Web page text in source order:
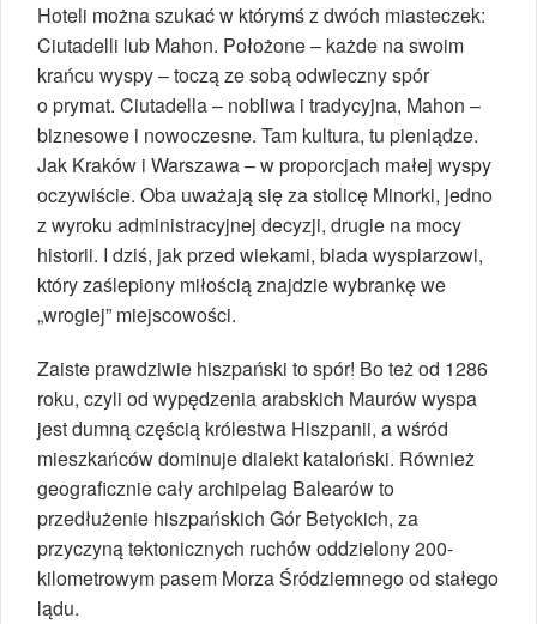
Hoteli można szukać w którymś z dwóch miasteczek:
Ciutadelli lub Mahon. Położone – każde na swoim
krańcu wyspy – toczą ze sobą odwieczny spór
o prymat. Ciutadella – nobliwa i tradycyjna, Mahon –
biznesowe i nowoczesne. Tam kultura, tu pieniądze.
Jak Kraków i Warszawa – w proporcjach małej wyspy
oczywiście. Oba uważają się za stolicę Minorki, jedno
z wyroku administracyjnej decyzji, drugie na mocy
historii. I dziś, jak przed wiekami, biada wyspiarzowi,
który zaślepiony miłością znajdzie wybrankę we
„wrogiej” miejscowości.
Zaiste prawdziwie hiszpański to spór! Bo też od 1286
roku, czyli od wypędzenia arabskich Maurów wyspa
jest dumną częścią królestwa Hiszpanii, a wśród
mieszkańców dominuje dialekt kataloński. Również
geograficznie cały archipelag Balearów to
przedłużenie hiszpańskich Gór Betyckich, za
przyczyną tektonicznych ruchów oddzielony 200-
kilometrowym pasem Morza Śródziemnego od stałego
lądu.